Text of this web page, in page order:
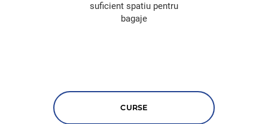
suficient spatiu pentru
bagaje
CURSE